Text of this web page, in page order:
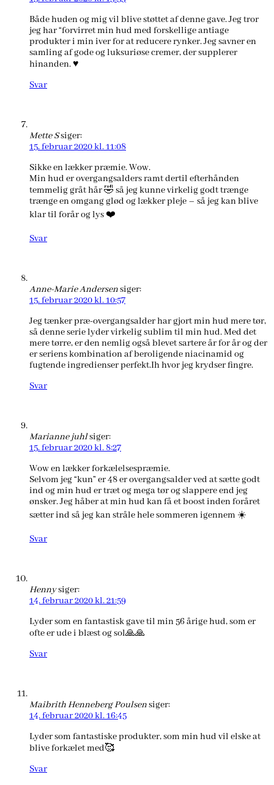
Både huden og mig vil blive støttet af denne gave. Jeg tror
jeg har “forvirret min hud med forskellige antiage
produkter i min iver for at reducere rynker. Jeg savner en
samling af gode og luksuriøse cremer, der supplerer
hinanden. ♥️
Svar
Mette Ssiger:
15. februar 2020 kl. 11:08
Sikke en lækker præmie. Wow.
Min hud er overgangsalders ramt dertil efterhånden
temmelig gråt hår 🤣 så jeg kunne virkelig godt trænge
trænge en omgang glød og lækker pleje – så jeg kan blive
klar til forår og lys ❤️
Svar
Anne-Marie Andersensiger:
15. februar 2020 kl. 10:57
Jeg tænker præ-overgangsalder har gjort min hud mere tør,
så denne serie lyder virkelig sublim til min hud. Med det
mere tørre, er den nemlig også blevet sartere år for år og der
er seriens kombination af beroligende niacinamid og
fugtende ingredienser perfekt.Ih hvor jeg krydser fingre.
Svar
Marianne juhlsiger:
15. februar 2020 kl. 8:27
Wow en lækker forkælelsespræmie.
Selvom jeg “kun” er 48 er overgangsalder ved at sætte godt
ind og min hud er træt og mega tør og slappere end jeg
ønsker. Jeg håber at min hud kan få et boost inden foråret
sætter ind så jeg kan stråle hele sommeren igennem ☀️
Svar
Hennysiger:
14. februar 2020 kl. 21:59
Lyder som en fantastisk gave til min 56 årige hud, som er
ofte er ude i blæst og sol🙏🙏
Svar
Maibrith Henneberg Poulsensiger:
14. februar 2020 kl. 16:45
Lyder som fantastiske produkter, som min hud vil elske at
blive forkælet med🥰
Svar